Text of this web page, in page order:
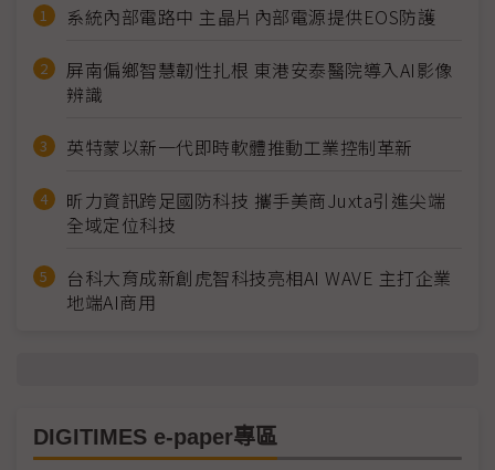
系統內部電路中 主晶片內部電源提供EOS防護
屏南偏鄉智慧韌性扎根 東港安泰醫院導入AI影像
辨識
英特蒙以新一代即時軟體推動工業控制革新
昕力資訊跨足國防科技 攜手美商Juxta引進尖端
全域定位科技
台科大育成新創虎智科技亮相AI WAVE 主打企業
地端AI商用
DIGITIMES e-paper專區